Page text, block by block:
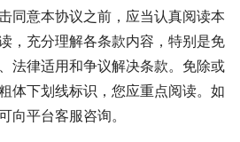
同意本协议之前，应当认真阅读本
，充分理解各条款内容，特别是免
法律适用和争议解决条款。免除或
体下划线标识，您应重点阅读。如
向平台客服咨询。